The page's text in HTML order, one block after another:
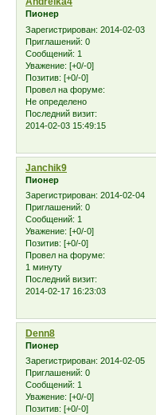
Пионер
Зарегистрирован: 2014-02-03
Приглашений: 0
Сообщений: 1
Уважение: [+0/-0]
Позитив: [+0/-0]
Провел на форуме:
Не определено
Последний визит:
2014-02-03 15:49:15
Janchik9
Пионер
Зарегистрирован: 2014-02-04
Приглашений: 0
Сообщений: 1
Уважение: [+0/-0]
Позитив: [+0/-0]
Провел на форуме:
1 минуту
Последний визит:
2014-02-17 16:23:03
Denn8
Пионер
Зарегистрирован: 2014-02-05
Приглашений: 0
Сообщений: 1
Уважение: [+0/-0]
Позитив: [+0/-0]